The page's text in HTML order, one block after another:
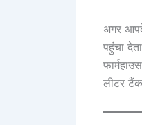
अगर
पहुंचा
लीटर